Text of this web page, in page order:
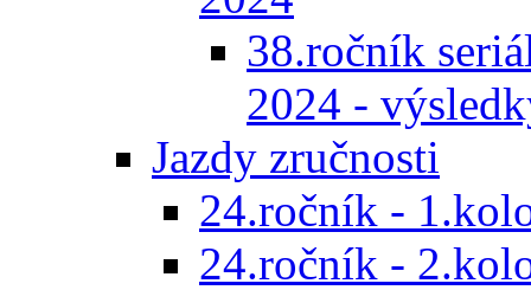
38.ročník
2024 -
Jazdy zručnosti
24.ročník -
24.ročník -